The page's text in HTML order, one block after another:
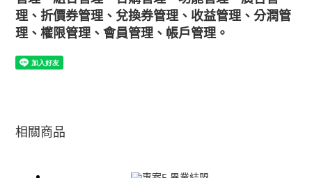
理、折價券管理、兌換券管理、收益管理、分潤管
理、權限管理、會員管理、帳戶管理。
相關商品